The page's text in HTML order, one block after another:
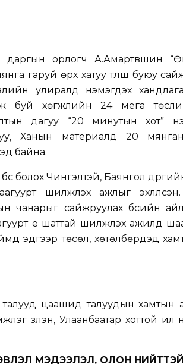
даргын орлогч А.Амартүвшин
гаруй өрх хатуу түлш буюу
улиралд нэмэгдэх
буй хөгжлийн 24 мега
дагуу “20 минутын хот”
Ханын материалд 20
байна.
болох Чингэлтэй, Баянгол
шилжүүлэх ажлыг
чанарыг сайжруулах бүсийн айл
үе шаттай шилжүүлэх ажилд
эдгээр төсөл, хөтөлбөрүүдэд
цаашид талуудын хамтын
үзүүлэн, Улаанбаатар хоттой
МЭДЭЭЛЭЛ, ОЛОН